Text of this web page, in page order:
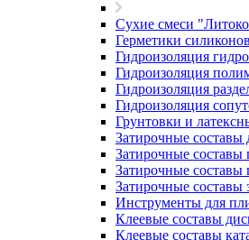
Сухие смеси
Герметики
Гидроизоляция
Гидроизоляция
Гидроизоляция
Гидроизоляция
Грунтовки и
Затирочные составы
Затирочные
Затирочные составы
Затирочные составы
Инструменты для
Клеевые составы
Клеевые составы